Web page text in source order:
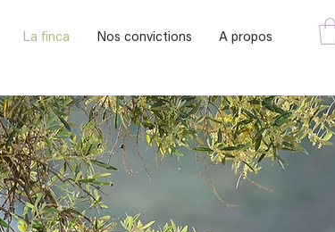
La finca Nos convictions A propos